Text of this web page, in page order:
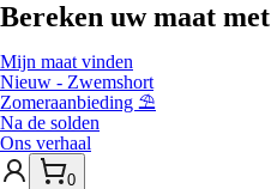
Bereken uw maat met
Mijn maat vinden
Nieuw - Zwemshort
Zomeraanbieding ⛱️
Na de solden
Ons verhaal
0